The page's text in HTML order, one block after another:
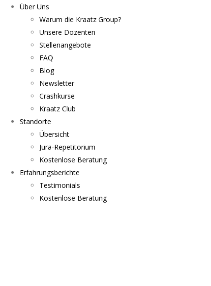
Über Uns
Warum die Kraatz Group?
Unsere Dozenten
Stellenangebote
FAQ
Blog
Newsletter
Crashkurse
Kraatz Club
Standorte
Übersicht
Jura-Repetitorium
Kostenlose Beratung
Erfahrungsberichte
Testimonials
Kostenlose Beratung